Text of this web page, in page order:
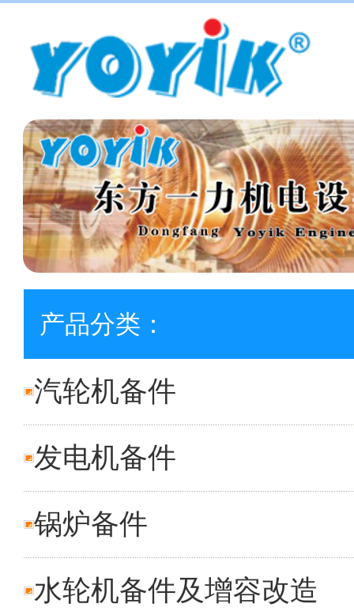
产品分类：
汽轮机备件
发电机备件
锅炉备件
水轮机备件及增容改造